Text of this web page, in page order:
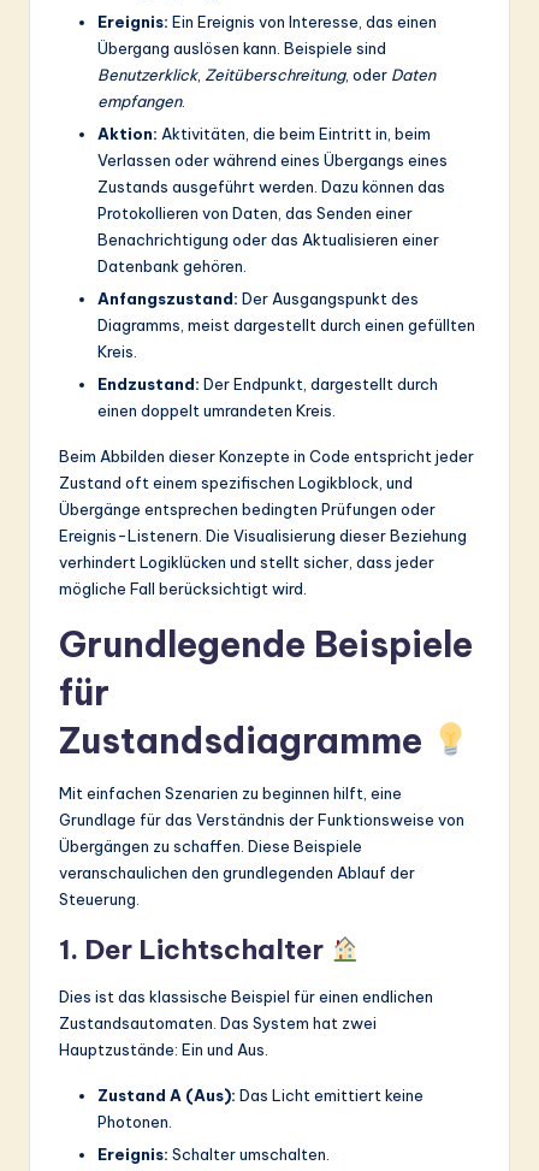
Ereignis: Ein Ereignis von Interesse, das einen
Übergang auslösen kann. Beispiele sind
Benutzerklick, Zeitüberschreitung, oder Daten
empfangen.
Aktion: Aktivitäten, die beim Eintritt in, beim
Verlassen oder während eines Übergangs eines
Zustands ausgeführt werden. Dazu können das
Protokollieren von Daten, das Senden einer
Benachrichtigung oder das Aktualisieren einer
Datenbank gehören.
Anfangszustand: Der Ausgangspunkt des
Diagramms, meist dargestellt durch einen gefüllten
Kreis.
Endzustand: Der Endpunkt, dargestellt durch
einen doppelt umrandeten Kreis.
Beim Abbilden dieser Konzepte in Code entspricht jeder
Zustand oft einem spezifischen Logikblock, und
Übergänge entsprechen bedingten Prüfungen oder
Ereignis-Listenern. Die Visualisierung dieser Beziehung
verhindert Logiklücken und stellt sicher, dass jeder
mögliche Fall berücksichtigt wird.
Grundlegende Beispiele
für
Zustandsdiagramme
Mit einfachen Szenarien zu beginnen hilft, eine
Grundlage für das Verständnis der Funktionsweise von
Übergängen zu schaffen. Diese Beispiele
veranschaulichen den grundlegenden Ablauf der
Steuerung.
1. Der Lichtschalter
Dies ist das klassische Beispiel für einen endlichen
Zustandsautomaten. Das System hat zwei
Hauptzustände: Ein und Aus.
Zustand A (Aus): Das Licht emittiert keine
Photonen.
Ereignis: Schalter umschalten.